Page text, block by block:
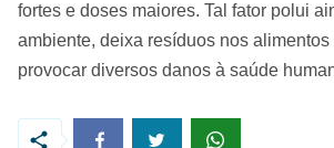
fortes e doses maiores. Tal fator polui
ambiente, deixa resíduos nos
provocar diversos danos à saúde